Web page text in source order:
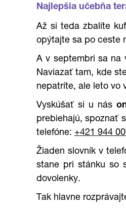
Najlepšia učebňa
Až si teda zbalíte
opýtajte sa po ceste
A v septembri sa na
Naviazať tam, kde
nepatríte, ale leto vo
Vyskúšať si u nás
prebiehajú, spoznať
telefóne: +421 944
Žiaden slovník v
stane pri stánku so
dovolenky.
Tak hlavne